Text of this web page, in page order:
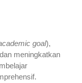
goal),
meningkatkan